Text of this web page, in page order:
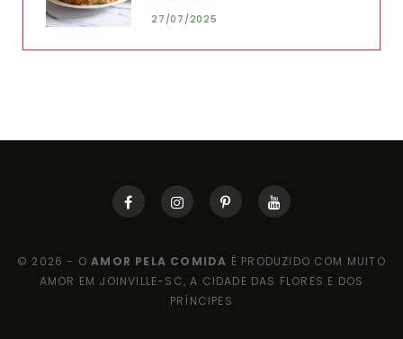
27/07/2025
© 2026 - OAMOR PELA COMIDA É PRODUZIDO COM MUITO
AMOR EM JOINVILLE-SC, A CIDADE DAS FLORES E DOS
PRÍNCIPES